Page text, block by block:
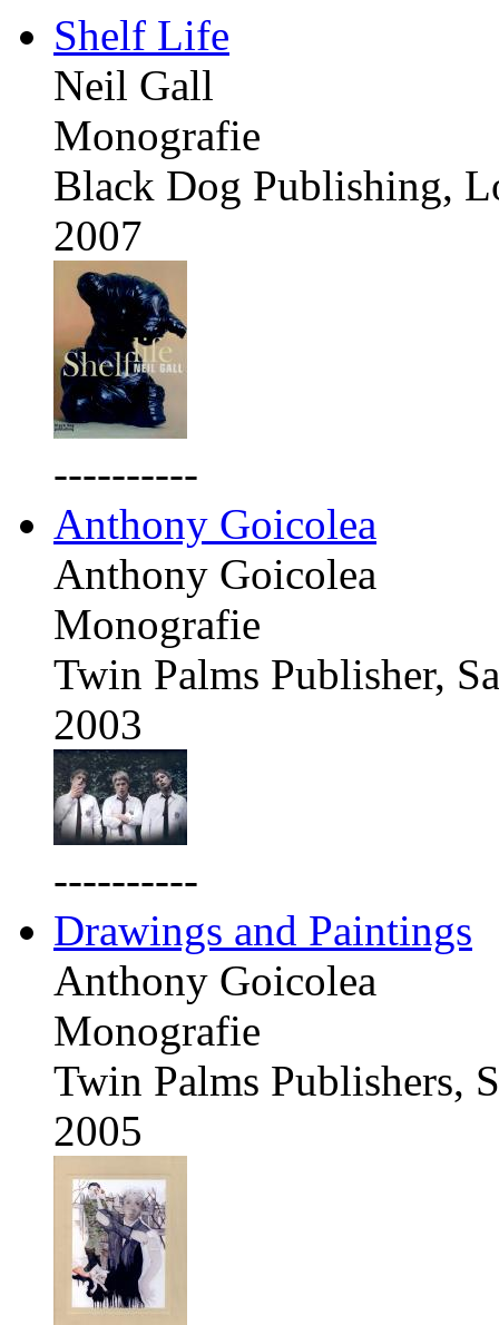
Shelf Life
Neil Gall
Monografie
Black Dog Publishing,
2007
----------
Anthony Goicolea
Anthony Goicolea
Monografie
Twin Palms Publisher,
2003
----------
Drawings and Paintings
Anthony Goicolea
Monografie
Twin Palms Publishers,
2005